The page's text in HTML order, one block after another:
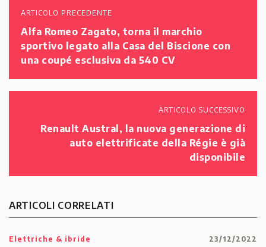
ARTICOLO PRECEDENTE
Alfa Romeo Zagato, torna il marchio
sportivo legato alla Casa del Biscione con
una coupé esclusiva da 540 CV
ARTICOLO SUCCESSIVO
Renault Austral, la nuova generazione di
auto elettrificate della Régie è già
disponibile
ARTICOLI CORRELATI
Elettriche & ibride 23/12/2022